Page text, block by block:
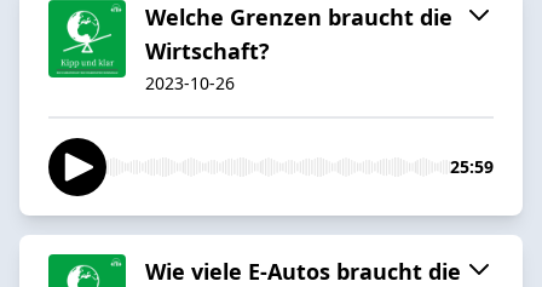
Welche Grenzen braucht die
Wirtschaft?
2023-10-26
25:59
Wie viele E-Autos braucht die